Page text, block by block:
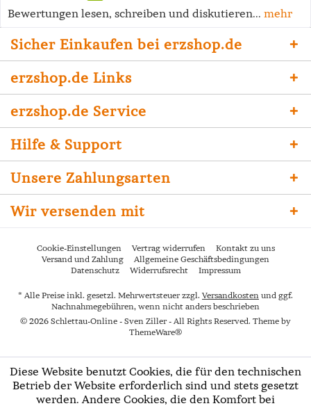
Bewertungen lesen, schreiben und diskutieren... mehr
Sicher Einkaufen bei erzshop.de
erzshop.de Links
erzshop.de Service
Hilfe & Support
Unsere Zahlungsarten
Wir versenden mit
Cookie-Einstellungen Vertrag widerrufen
Kontakt zu uns
Versand und Zahlung
Allgemeine Geschäftsbedingungen
Datenschutz
Widerrufsrecht Impressum
* Alle Preise inkl. gesetzl. Mehrwertsteuer zzgl. Versandkosten und ggf.
Nachnahmegebühren, wenn nicht anders beschrieben
© 2026 Schlettau-Online - Sven Ziller - All Rights Reserved. Theme by
ThemeWare®
Diese Website benutzt Cookies, die für den technischen
Betrieb der Website erforderlich sind und stets gesetzt
werden. Andere Cookies, die den Komfort bei